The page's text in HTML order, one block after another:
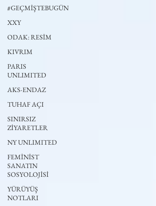
#GEÇMİŞTEBUGÜN
XXY
ODAK: RESİM
KIVRIM
PARIS
UNLIMITED
AKS-ENDAZ
TUHAF AÇI
SINIRSIZ
ZİYARETLER
NY UNLIMITED
FEMİNİST
SANATIN
SOSYOLOJİSİ
YÜRÜYÜŞ
NOTLARI